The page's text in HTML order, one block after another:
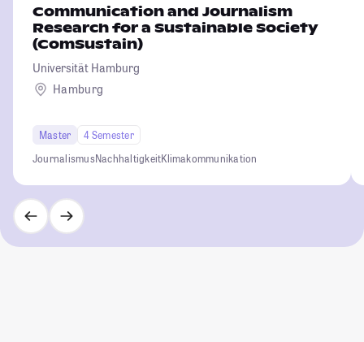
Communication and Journalism
Research for a Sustainable Society
(ComSustain)
Universität Hamburg
Hamburg
Master
4 Semester
JournalismusNachhaltigkeitKlimakommunikation